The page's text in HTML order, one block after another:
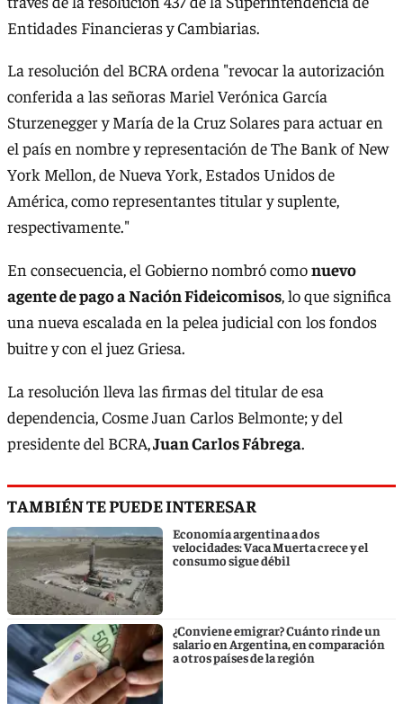
Entidades Financieras y Cambiarias.
La resolución del BCRA ordena "revocar la autorización
conferida a las señoras Mariel Verónica García
Sturzenegger y María de la Cruz Solares para actuar en
el país en nombre y representación de The Bank of New
York Mellon, de Nueva York, Estados Unidos de
América, como representantes titular y suplente,
respectivamente."
En consecuencia, el Gobierno nombró comonuevo
agente de pago a Nación Fideicomisos, lo que significa
una nueva escalada en la pelea judicial con los fondos
buitre y con el juez Griesa.
La resolución lleva las firmas del titular de esa
dependencia, Cosme Juan Carlos Belmonte; y del
presidente del BCRA, Juan Carlos Fábrega.
TAMBIÉN TE PUEDE INTERESAR
Economía argentina a dos
velocidades: Vaca Muerta crece y el
consumo sigue débil
¿Conviene emigrar? Cuánto rinde un
salario en Argentina, en comparación
a otros países de la región